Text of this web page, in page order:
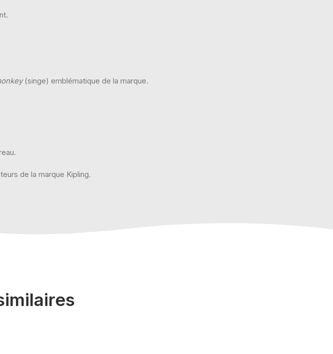
(singe) emblématique de la marque.
de la marque Kipling.